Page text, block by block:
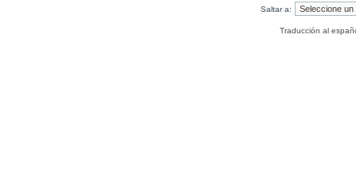
Saltar a:
Traducción al